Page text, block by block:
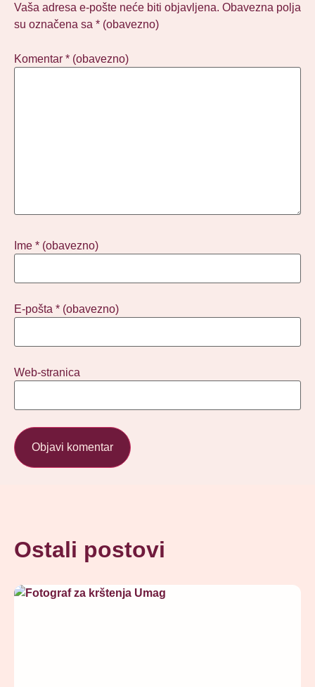
Vaša adresa e-pošte neće biti objavljena. Obavezna polja
su označena sa * (obavezno)
Komentar * (obavezno)
Ime * (obavezno)
E-pošta * (obavezno)
Web-stranica
Ostali postovi